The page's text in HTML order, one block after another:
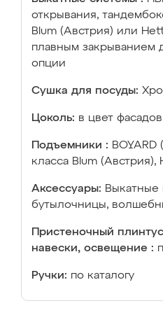
открывания,
Blum (Австрия) или
плавным закрыванием
опции
Сушка для посуды:
Цоколь: в цвет
Подъемники :
класса Blum (Австрия),
Аксессуары: Выкатные
бутылочницы,
Пристеночный
навески, освещение :
Ручки: по каталогу